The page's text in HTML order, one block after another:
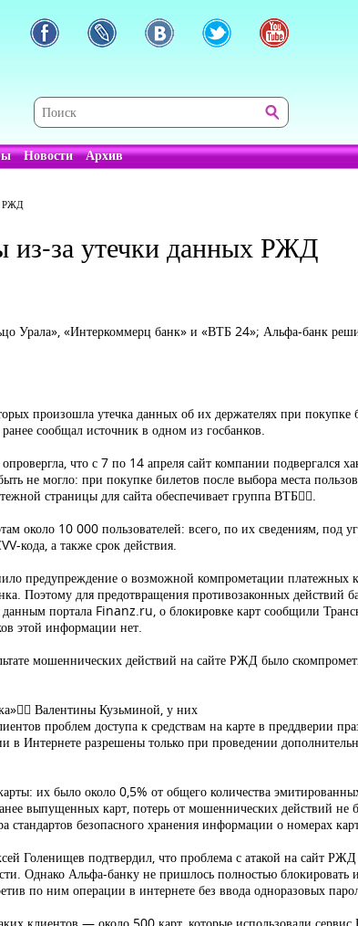
Новости Архив
РЖД
из-за утечки данных РЖД
Урала», «Интеркоммерц банк» и «ВТБ 24»; Альфа-банк
произошла утечка данных об их держателях при
сообщал источник в одном из госбанков.
что с 7 по 14 апреля сайт компании подвергался
не могло: при покупке билетов после выбора места
страницы для сайта обеспечивает группа ВТБ.
около 10 000 пользователей: всего, по их сведениям, под
кода, а также срок действия.
предупреждение о возможной компрометации платежных
Поэтому для предотвращения противозаконных действий
портала Finanz.ru, о блокировке карт сообщили
этой информации нет.
мошеннических действий на сайте РЖД было
Валентины Кузьминой, у них
проблем доступа к средствам на карте в преддверии
Интернете разрешены только при проведении
их было около 0,5% от общего количества
выпущенных карт, потерь от мошеннических действий
стандартов безопасного хранения информации о номерах
Голенищев подтвердил, что проблема с атакой на сайт
Однако Альфа-банку не пришлось полностью блокировать
по ним операции в интернете без ввода одноразовых